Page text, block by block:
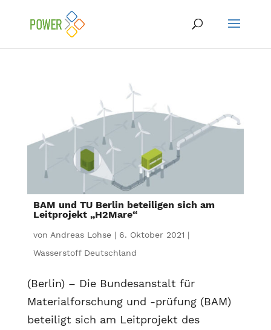
BAM und TU Berlin beteiligen sich am
Leitprojekt „H2Mare“
von Andreas Lohse| 6. Oktober 2021 |
Wasserstoff Deutschland
(Berlin) – Die Bundesanstalt für
Materialforschung und -prüfung (BAM)
beteiligt sich am Leitprojekt des